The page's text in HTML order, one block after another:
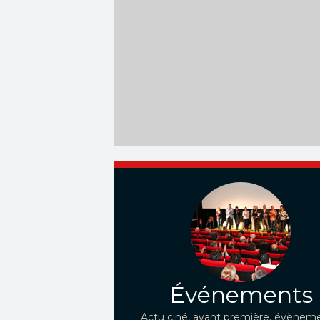
Événements
Actu ciné, avant première,